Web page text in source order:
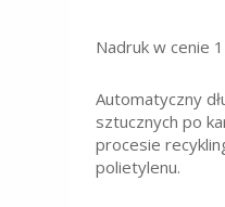
Nadruk w cenie
Automatyczny
sztucznych po
procesie
polietylenu.